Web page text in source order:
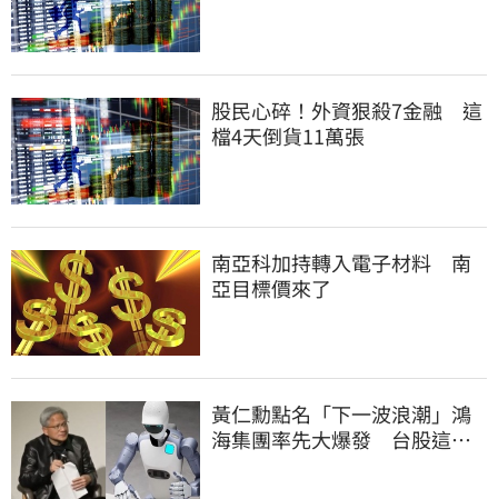
股民心碎！外資狠殺7金融 這
檔4天倒貨11萬張
南亞科加持轉入電子材料 南
亞目標價來了
黃仁勳點名「下一波浪潮」鴻
海集團率先大爆發 台股這族